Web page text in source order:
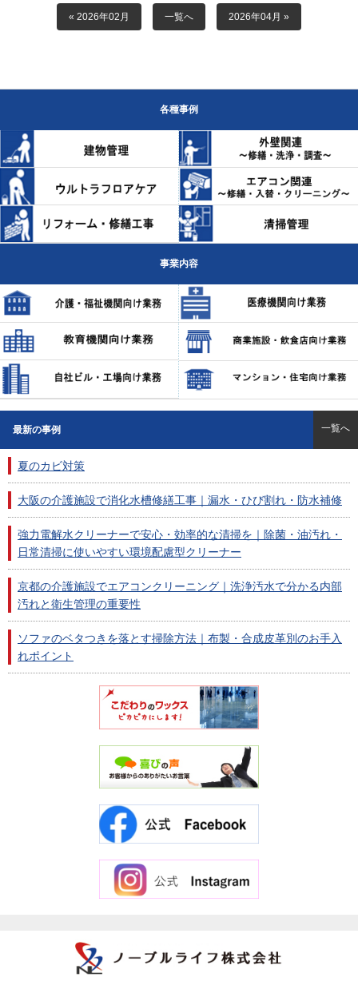
« 2026年02月 一覧へ 2026年04月 »
各種事例
事業内容
最新の事例 一覧へ
夏のカビ対策
大阪の介護施設で消化水槽修繕工事｜漏水・ひび割れ・防水補修
強力電解水クリーナーで安心・効率的な清掃を｜除菌・油汚れ・
日常清掃に使いやすい環境配慮型クリーナー
京都の介護施設でエアコンクリーニング｜洗浄汚水で分かる内部
汚れと衛生管理の重要性
ソファのベタつきを落とす掃除方法｜布製・合成皮革別のお手入
れポイント